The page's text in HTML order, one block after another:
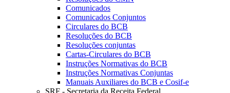
Comunicados
Comunicados Conjuntos
Circulares do BCB
Resoluções do BCB
Resoluções conjuntas
Cartas-Circulares do BCB
Instruções Normativas do BCB
Instruções Normativas Conjuntas
Manuais Auxiliares do BCB e Cosif-e
SRF - Secretaria da Receita Federal